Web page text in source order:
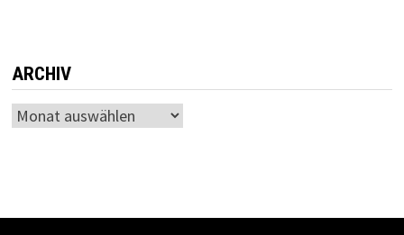
ARCHIV
Archiv